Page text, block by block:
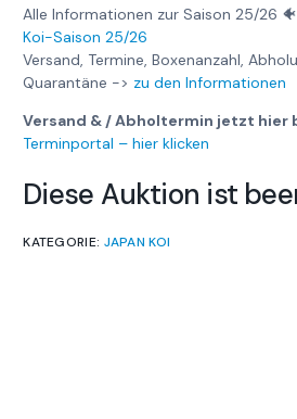
Alle Informationen zur Saison 25/26
Koi-Saison 25/26
Versand, Termine, Boxenanzahl,
Quarantäne -> zu den Informationen
Versand & / Abholtermin jetzt hier
Terminportal – hier klicken
Diese Auktion ist
KATEGORIE: JAPAN KOI